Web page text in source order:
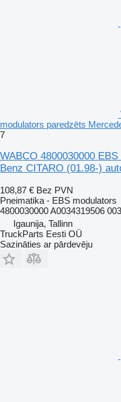
modulators paredzēts
7
WABCO 4800030000
Benz CITARO (01.98-)
108,87 € Bez PVN
Pneimatika - EBS modulators
4800030000 A0034319506
Igaunija, Tallinn
TruckParts Eesti OÜ
Sazināties ar pārdevēju